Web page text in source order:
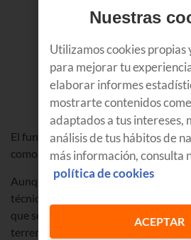
El funicular de Masustegi es una
como complicada.
Aunque visualmente recuerda a un
técnicamente es un ascensor
que se desplaza sobre raíles
terreno.
Nuestras
Utilizamos cookies propias
para mejorar tu
elaborar informes
mostrarte contenidos
adaptados a tus intereses,
análisis de tus hábitos de
más información, consulta
política de cookies
ACEPTAR